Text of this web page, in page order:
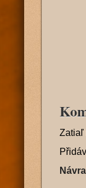
Zatiaľ